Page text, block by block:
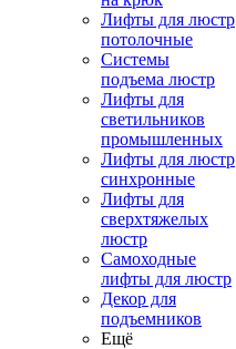
Лифты для люстр
потолочные
Системы
подъема люстр
Лифты для
светильников
промышленных
Лифты для люстр
синхронные
Лифты для
сверхтяжелых
люстр
Самоходные
лифты для люстр
Декор для
подъемников
Ещё